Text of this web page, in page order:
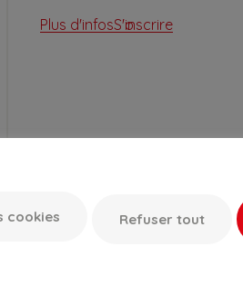
Plus d'infosS'inscrire
cookies Refuser tout